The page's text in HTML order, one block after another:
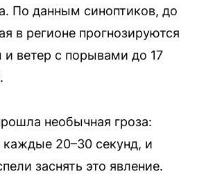
По данным синоптиков, до
в регионе прогнозируются
и ветер с порывами до 17
необычная гроза:
20–30 секунд, и
заснять это явление.